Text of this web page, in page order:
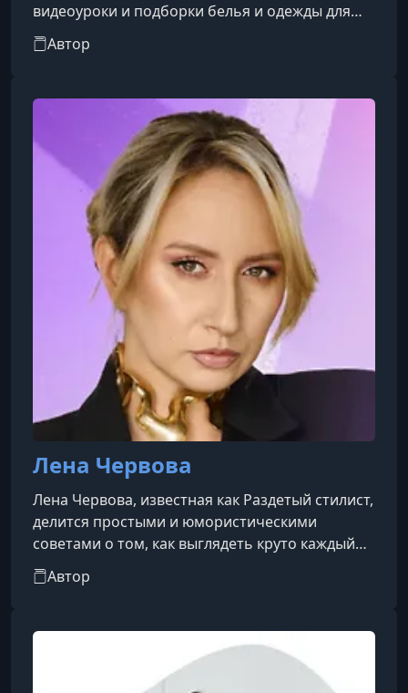
видеоуроки и подборки белья и одежды для
дома. В гиде рассматриваются образы с
Wildberries и российскими брендами, а также
различных ситуаций. Анжела делится советами
по созданию удобного и эстетичного
гардероба, обеспечивая комфорт и стиль на
каждый день.
Автор
Лена Червова
Лена Червова, известная как Раздетый стилист,
делится простыми и юмористическими
советами о том, как выглядеть круто каждый
день, любить свое отражение в зеркале и быть
самой собой.
Автор